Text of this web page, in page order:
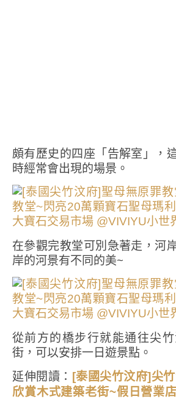
頗有歷史的四座「告解室」，
時經常會出現的場景。
在參觀完教堂可別急著走，河
岸的河景有不同的美~
從前方的橋步行就能通往尖
街，可以安排一日遊景點。
延伸閱讀： [泰國尖竹汶府]尖
欣賞木式建築老街~假日營業